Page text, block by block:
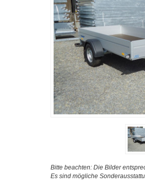
Bitte beachten: Die Bilder
Es sind mögliche